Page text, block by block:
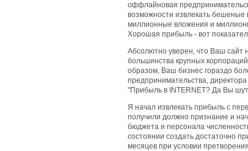
оффлайновая
возможности извлекать бешеные
миллионные вложения и
Хорошая прибыль - вот
Абсолютно уверен, что Ваш сайт
большинства крупных
образом, Ваш бизнес гораздо
предпринимательства,
"Прибыль в INTERNET? Да Вы
Я начал извлекать прибыль с
получили должно признание и
бюджета и персонала
состоянии создать достаточно
месяцев при условии